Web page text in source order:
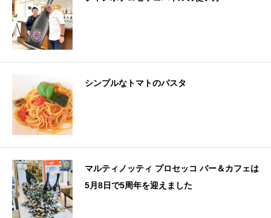
シンプルなトマトのパスタ
マルティノッティ プロセッコ バー＆カフェは
5月8日で5周年を迎えました